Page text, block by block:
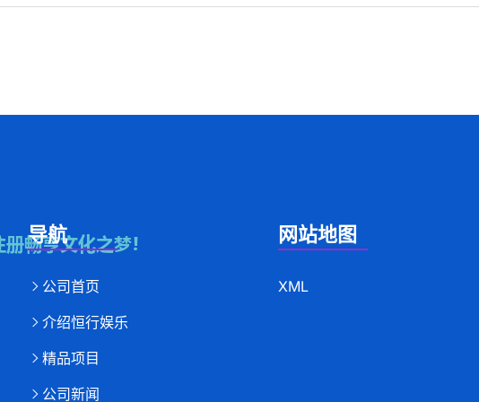
导航
公司首页
介绍恒行娱乐
精品项目
公司新闻
网站地图
XML